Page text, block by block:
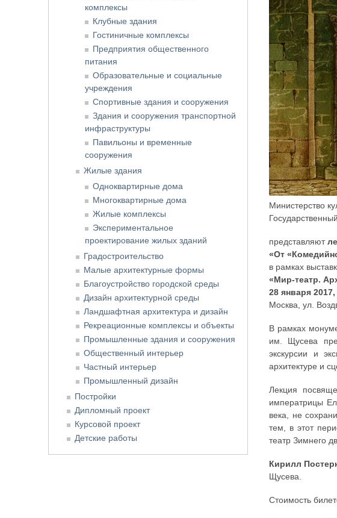
Министерство
представляют
«От
в рамках
«Мир-театр.
28 января 2017,
Москва, ул.
В рамках
им. Щусева
экскурсии и
архитектуре и
Лекция
императрицы
века, не
тем, в этот
театр Зимнего
Кирилл
Щусева.
Стоимость
комплексы
Клубные здания
Гостиничные комплексы
Предприятия общественного
питания
Образовательные и социальные
учреждения
Спортивные здания и сооружения
Здания и сооружения транспортной
инфраструктуры
Павильоны и временные
сооружения
Жилые здания
Одноквартирные дома
Многоквартирные дома
Жилые комплексы
Экспериментальное
проектирование жилых зданий
Градостроительство
Малые архитектурные формы
Благоустройство городской среды
Дизайн архитектурной среды
Ландшафтная архитектура и дизайн
Рекреационные комплексы и объекты
Промышленные здания и сооружения
Общественный интерьер
Частный интерьер
Промышленный дизайн
Постройки
Дипломный проект
Курсовой проект
Детские работы